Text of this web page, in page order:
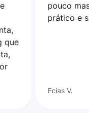
que
pouco
prático e
Ecias V.